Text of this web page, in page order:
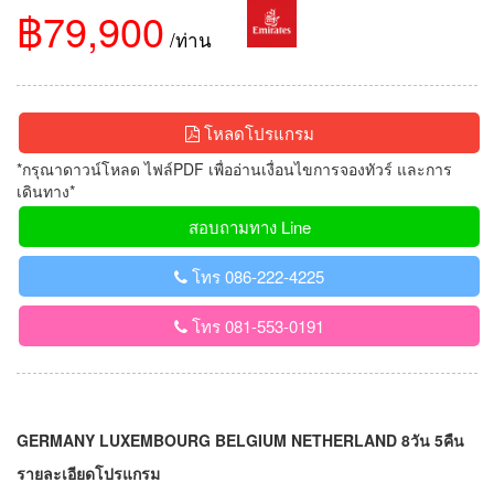
฿79,900 /ท่าน
โหลดโปรแกรม
*กรุณาดาวน์โหลด ไฟล์PDF เพื่ออ่านเงื่อนไขการจองทัวร์ และการ
เดินทาง*
สอบถามทาง Line
โทร 086-222-4225
โทร 081-553-0191
GERMANY LUXEMBOURG BELGIUM NETHERLAND 8วัน 5คืน
รายละเอียดโปรแกรม